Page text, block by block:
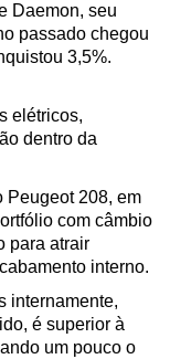
Daemon, seu
passado chegou
3,5%.
elétricos,
dentro da
Peugeot 208, em
com câmbio
para atrair
interno.
internamente,
é superior à
um pouco o